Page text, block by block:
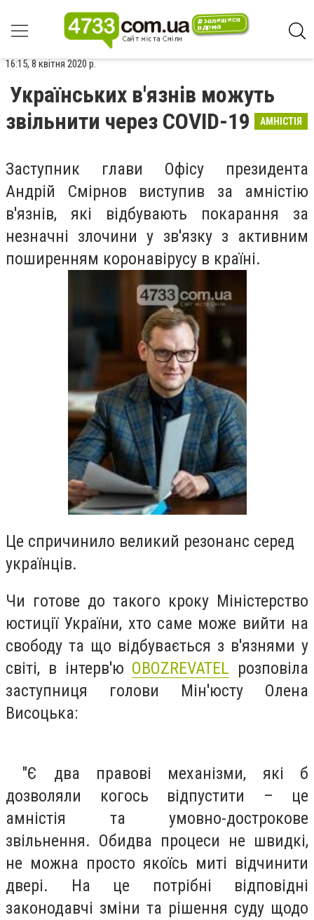
16:15, 8 квітня 2020 р.
Українських в'язнів можуть
звільнити через COVID-19
АМНІСТІЯ
Заступник глави Офісу президента
Андрій Смірнов виступив за амністію
в'язнів, які відбувають покарання за
незначні злочини у зв'язку з активним
поширенням коронавірусу в країні.
Це спричинило великий резонанс серед
українців.
Чи готове до такого кроку Міністерство
юстиції України, хто саме може вийти на
свободу та що відбувається з в'язнями у
світі, в інтерв'ю OBOZREVATEL розповіла
заступниця голови Мін'юсту Олена
Висоцька:
"Є два правові механізми, які б
дозволяли когось відпустити – це
амністія та умовно-дострокове
звільнення. Обидва процеси не швидкі,
не можна просто якоїсь миті відчинити
двері. На це потрібні відповідні
законодавчі зміни та рішення суду щодо